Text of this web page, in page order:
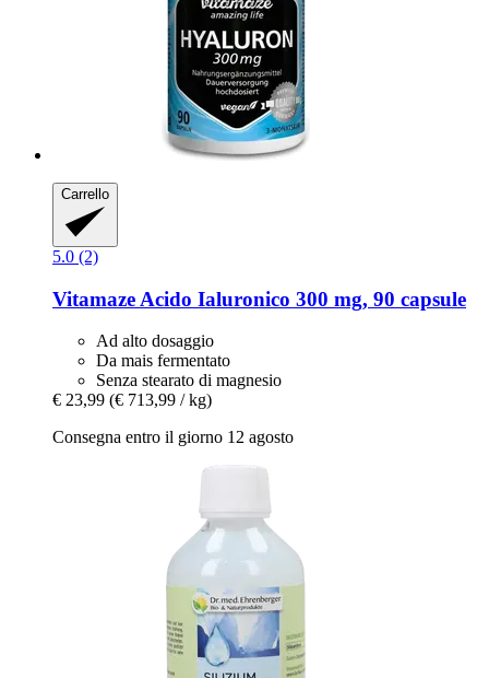
Carrello
5.0 (2)
Vitamaze Acido Ialuronico 300 mg, 90 capsule
Ad alto dosaggio
Da mais fermentato
Senza stearato di magnesio
€ 23,99 (€ 713,99 / kg)
Consegna entro il giorno 12 agosto